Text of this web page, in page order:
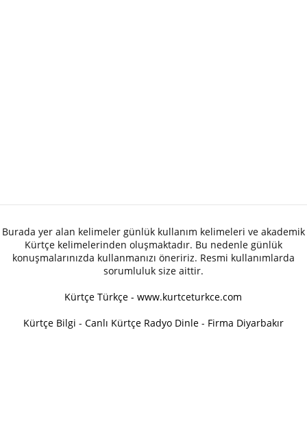
Burada yer alan kelimeler günlük kullanım kelimeleri ve akademik
Kürtçe kelimelerinden oluşmaktadır. Bu nedenle günlük
konuşmalarınızda kullanmanızı öneririz. Resmi kullanımlarda
sorumluluk size aittir.
Kürtçe Türkçe - www.kurtceturkce.com
Kürtçe Bilgi - Canlı Kürtçe Radyo Dinle - Firma Diyarbakır